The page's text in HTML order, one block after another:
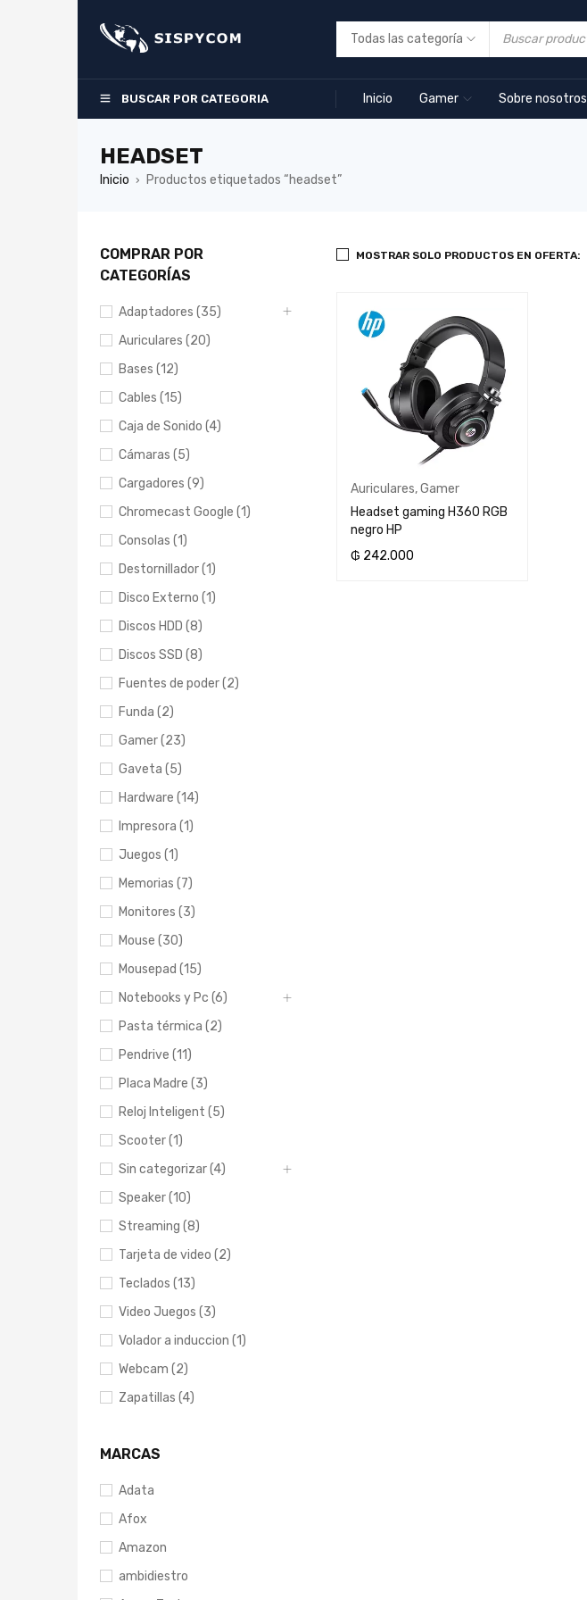
BUSCAR POR CATEGORIA Inicio Gamer Sobre nosotros
HEADSET
Inicio › Productos etiquetados “headset”
COMPRAR POR
CATEGORÍAS
Adaptadores (35)
Auriculares (20)
Bases (12)
Cables (15)
Caja de Sonido (4)
Cámaras (5)
Cargadores (9)
Chromecast Google (1)
Consolas (1)
Destornillador (1)
Disco Externo (1)
Discos HDD (8)
Discos SSD (8)
Fuentes de poder (2)
Funda (2)
Gamer (23)
Gaveta (5)
Hardware (14)
Impresora (1)
Juegos (1)
Memorias (7)
Monitores (3)
Mouse (30)
Mousepad (15)
Notebooks y Pc (6)
Pasta térmica (2)
Pendrive (11)
Placa Madre (3)
Reloj Inteligent (5)
Scooter (1)
Sin categorizar (4)
Speaker (10)
Streaming (8)
Tarjeta de video (2)
Teclados (13)
Video Juegos (3)
Volador a induccion (1)
Webcam (2)
Zapatillas (4)
MARCAS
Adata
Afox
Amazon
ambidiestro
MOSTRAR SOLO PRODUCTOS EN OFERTA:
Auriculares,Gamer
Headset gaming H360 RGB
negro HP
₲ 242.000